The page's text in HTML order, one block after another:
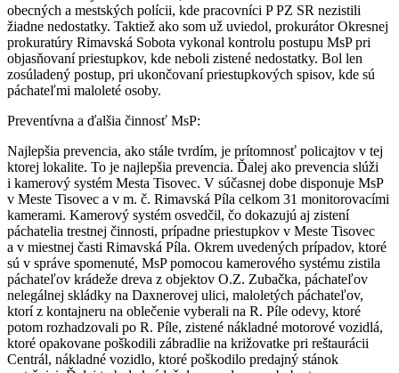
obecných a mestských polícii, kde pracovníci P PZ SR nezistili
žiadne nedostatky. Taktiež ako som už uviedol, prokurátor Okresnej
prokuratúry Rimavská Sobota vykonal kontrolu postupu MsP pri
objasňovaní priestupkov, kde neboli zistené nedostatky. Bol len
zosúladený postup, pri ukončovaní priestupkových spisov, kde sú
páchateľmi maloleté osoby.
Preventívna a ďalšia činnosť MsP:
Najlepšia prevencia, ako stále tvrdím, je prítomnosť policajtov v tej
ktorej lokalite. To je najlepšia prevencia. Ďalej ako prevencia slúži
i kamerový systém Mesta Tisovec. V súčasnej dobe disponuje MsP
v Meste Tisovec a v m. č. Rimavská Píla celkom 31 monitorovacími
kamerami. Kamerový systém osvedčil, čo dokazujú aj zistení
páchatelia trestnej činnosti, prípadne priestupkov v Meste Tisovec
a v miestnej časti Rimavská Píla. Okrem uvedených prípadov, ktoré
sú v správe spomenuté, MsP pomocou kamerového systému zistila
páchateľov krádeže dreva z objektov O.Z. Zubačka, páchateľov
nelegálnej skládky na Daxnerovej ulici, maloletých páchateľov,
ktorí z kontajneru na oblečenie vyberali na R. Píle odevy, ktoré
potom rozhadzovali po R. Píle, zistené nákladné motorové vozidlá,
ktoré opakovane poškodili zábradlie na križovatke pri reštaurácii
Centrál, nákladné vozidlo, ktoré poškodilo predajný stánok